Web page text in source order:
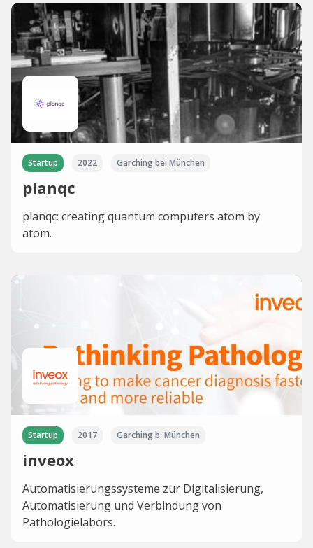
Startup 2022 Garching bei München
planqc
planqc: creating quantum computers atom by
atom.
Startup 2017 Garching b. München
inveox
Automatisierungssysteme zur Digitalisierung,
Automatisierung und Verbindung von
Pathologielabors.